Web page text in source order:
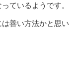
ているようです。
善い方法かと思い